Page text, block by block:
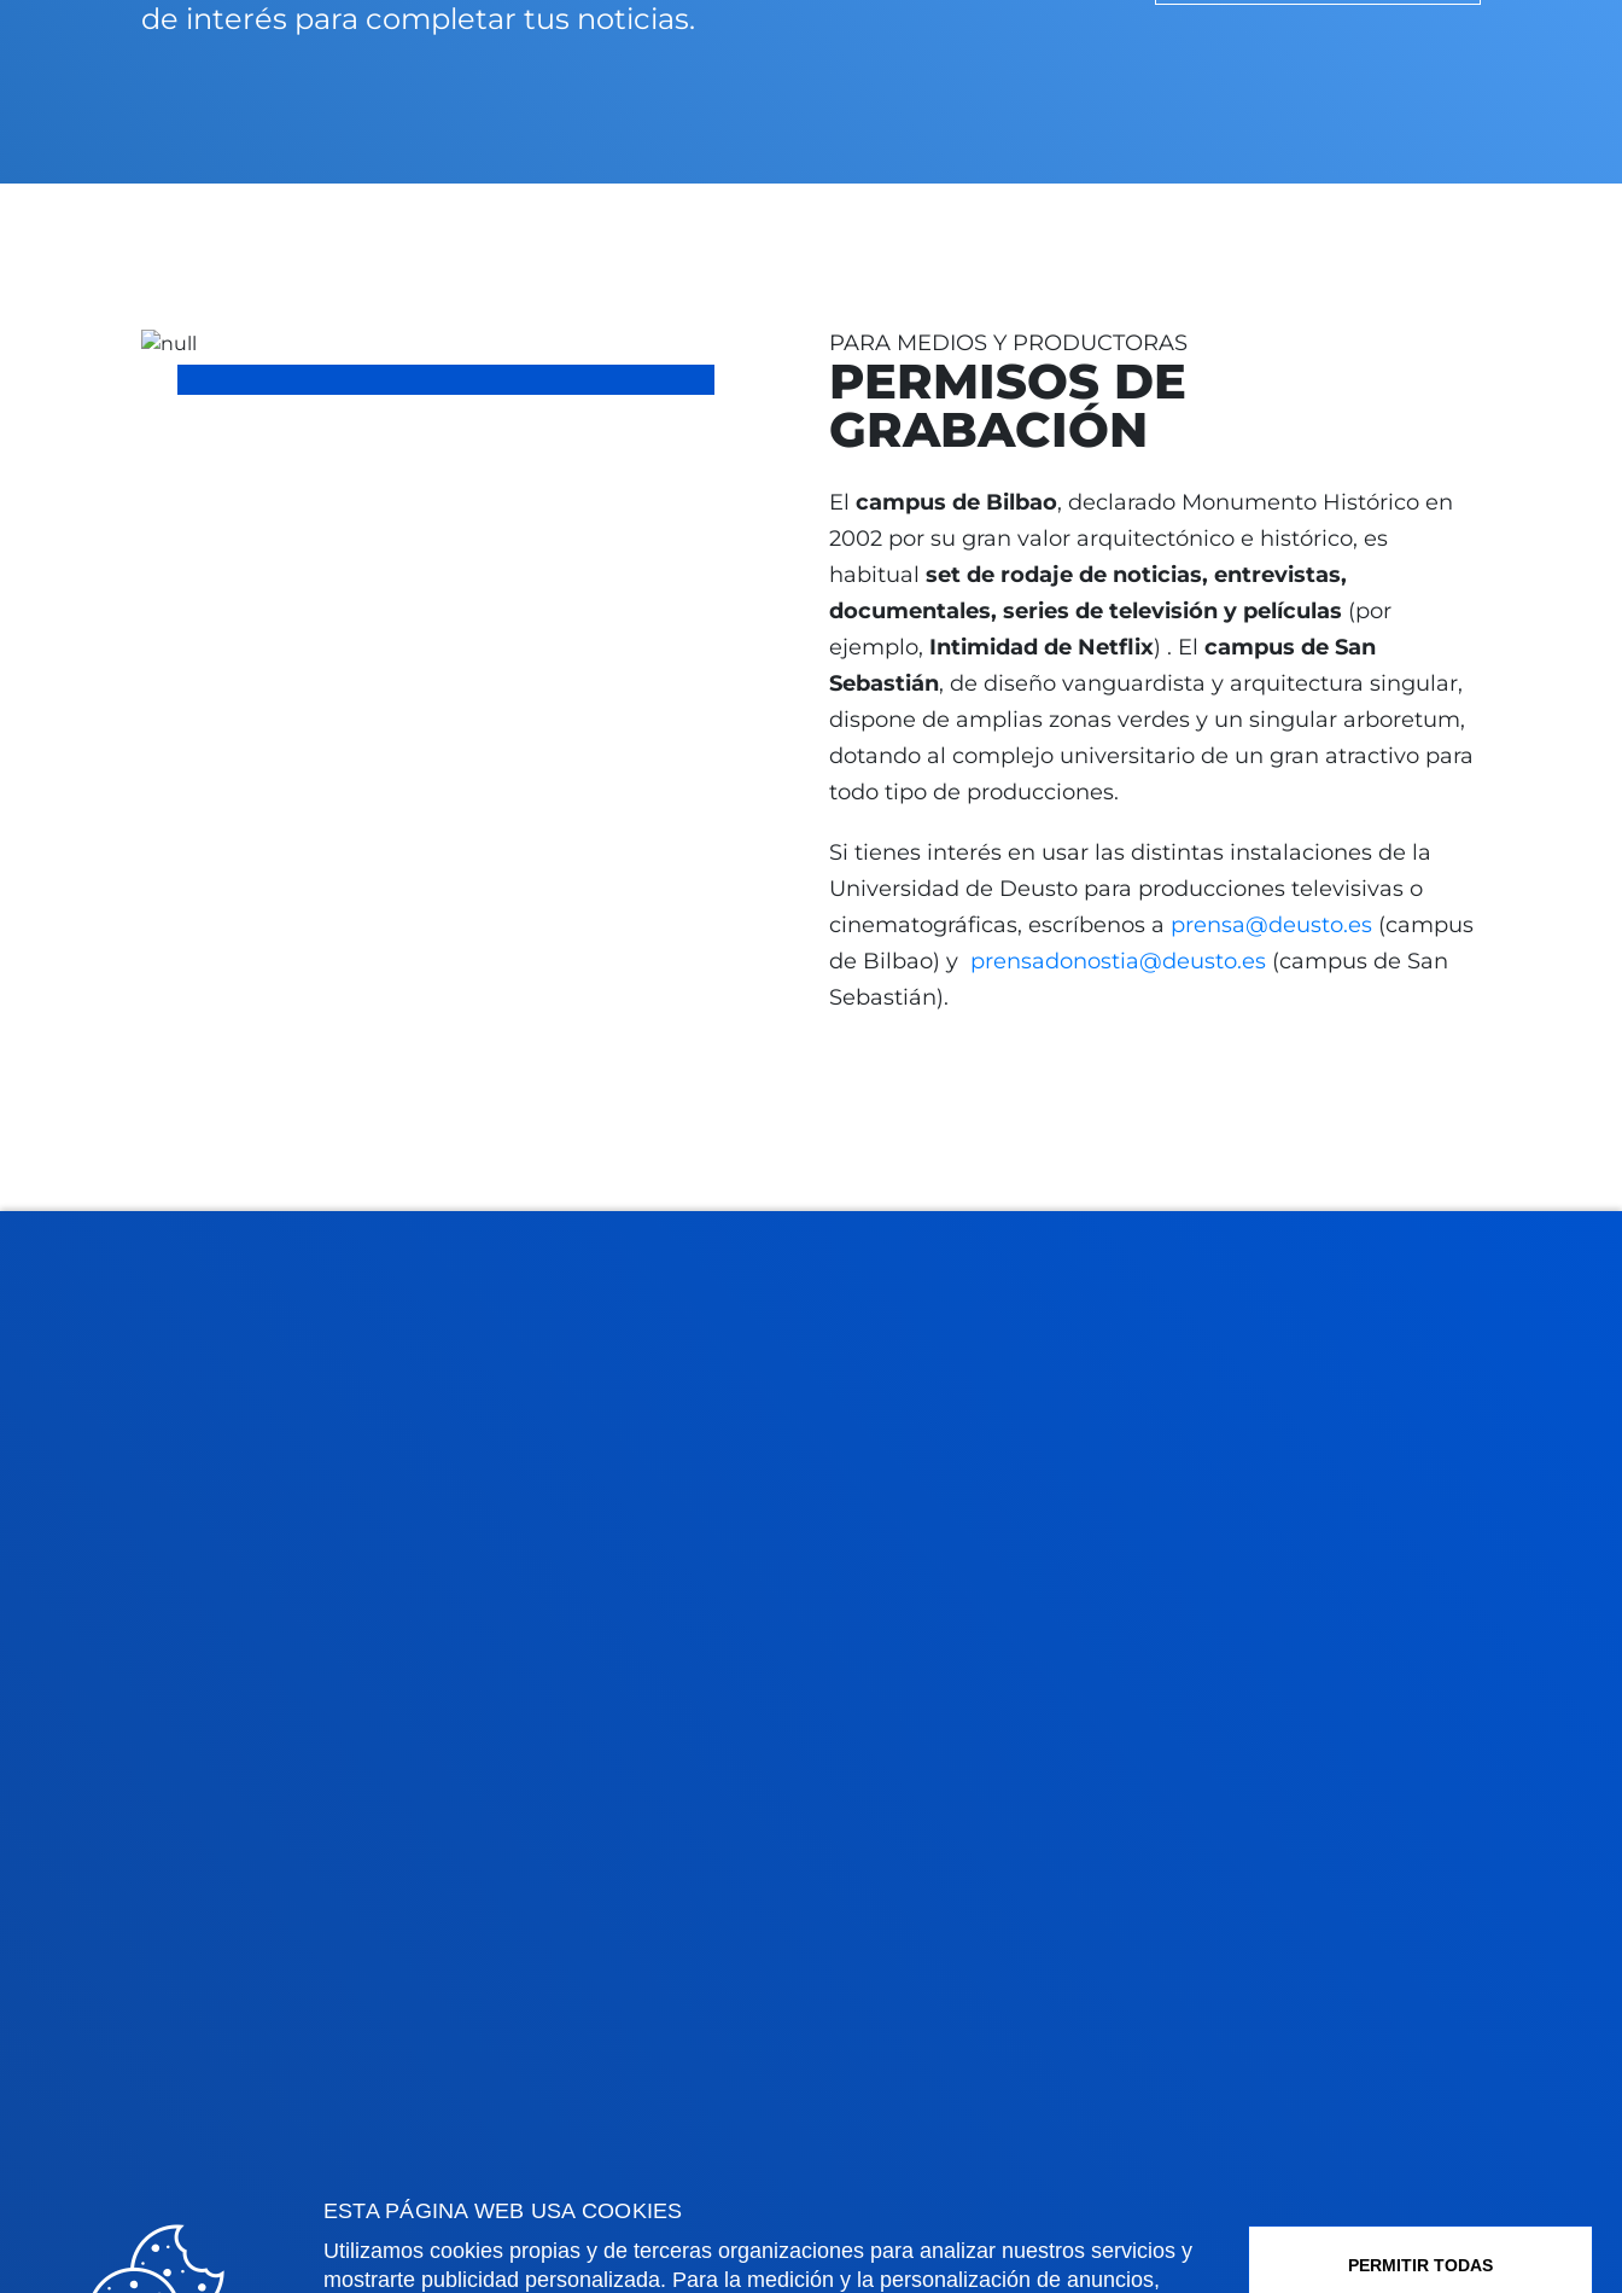
ESTA PÁGINA WEB USA COOKIES
Utilizamos cookies propias y de terceras organizaciones para analizar nuestros servicios y
mostrarte publicidad personalizada. Para la medición y la personalización de anuncios,
PERMITIR TODAS
de interés para completar tus noticias.
PARA MEDIOS Y PRODUCTORAS
PERMISOS DE
GRABACIÓN
El campus de Bilbao, declarado Monumento Histórico en
2002 por su gran valor arquitectónico e histórico, es
habitual set de rodaje de noticias, entrevistas,
documentales, series de televisión y películas (por
ejemplo, Intimidad de Netflix) . El campus de San
Sebastián, de diseño vanguardista y arquitectura singular,
dispone de amplias zonas verdes y un singular arboretum,
dotando al complejo universitario de un gran atractivo para
todo tipo de producciones.
Si tienes interés en usar las distintas instalaciones de la
Universidad de Deusto para producciones televisivas o
cinematográficas, escríbenos a prensa@deusto.es (campus
de Bilbao) y prensadonostia@deusto.es (campus de San
Sebastián).